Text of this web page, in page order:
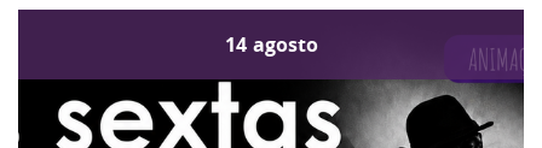
14 agosto